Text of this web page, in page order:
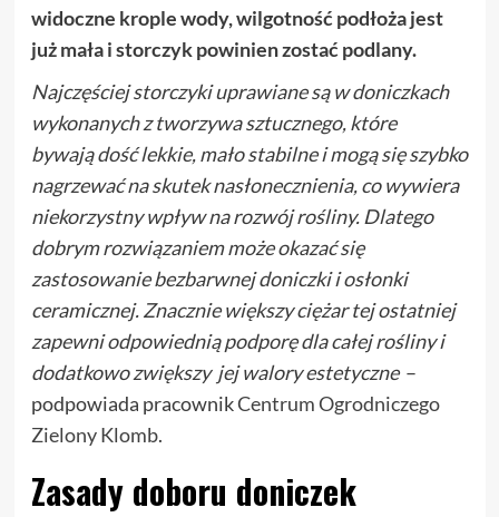
widoczne krople wody, wilgotność podłoża jest
już mała i storczyk powinien zostać podlany.
Najczęściej storczyki uprawiane są w doniczkach
wykonanych z tworzywa sztucznego, które
bywają dość lekkie, mało stabilne i mogą się szybko
nagrzewać na skutek nasłonecznienia, co wywiera
niekorzystny wpływ na rozwój rośliny. Dlatego
dobrym rozwiązaniem może okazać się
zastosowanie bezbarwnej doniczki i osłonki
ceramicznej. Znacznie większy ciężar tej ostatniej
zapewni odpowiednią podporę dla całej rośliny i
dodatkowo zwiększy jej walory estetyczne –
podpowiada pracownikCentrum Ogrodniczego
Zielony Klomb.
Zasady doboru doniczek